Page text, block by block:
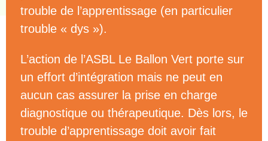
trouble de l’apprentissage (en particulier
trouble « dys »).
L’action de l’ASBL Le Ballon Vert porte sur
un effort d’intégration mais ne peut en
aucun cas assurer la prise en charge
diagnostique ou thérapeutique. Dès lors, le
trouble d’apprentissage doit avoir fait